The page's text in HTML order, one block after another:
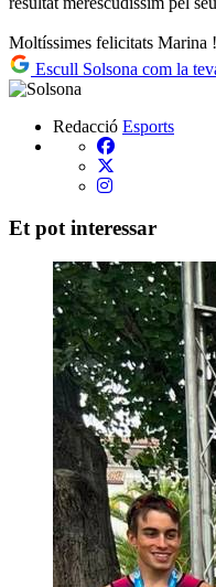
Moltíssimes felicitats Marina !
Escull Solsona com la
Redacció Esports
Et pot interessar